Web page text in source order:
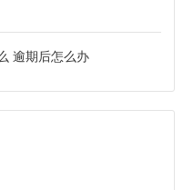
逾期后怎么办